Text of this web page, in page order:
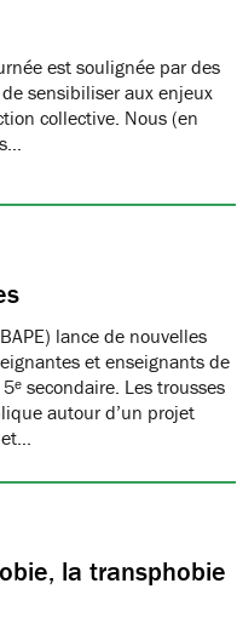
est soulignée par des
sensibiliser aux enjeux
collective. Nous (en
lance de nouvelles
et enseignants de
secondaire. Les trousses
autour d’un projet
la transphobie